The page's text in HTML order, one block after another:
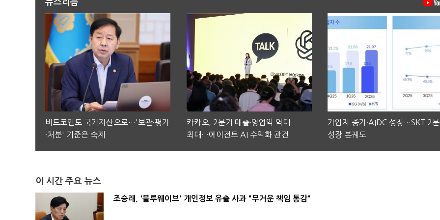
뉴스리듬
비트코인도 국가자산으로…'보관·평가
·처분' 기준은 숙제
카카오, 2분기 매출·영업익 역대
최대…에이전트 AI 수익화 관건
가입자 증가·AIDC 성장…SKT 2
성장 본궤도
이 시간 주요 뉴스
조승래, '블루웨이브' 개인정보 유출 사과 "무거운 책임 통감"